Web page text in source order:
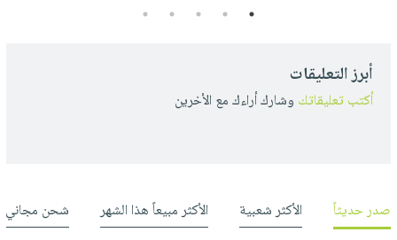
1
2
3
4
5
أبرز التعليقات
أكتب تعليقاتك وشارك أراءك مع الأخرين
صدر حديثاً الأكثر شعبية الأكثر مبيعاً هذا الشهر شحن مجاني